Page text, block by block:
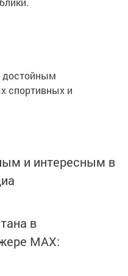
достойным
спортивных и
и интересным в
в
MАХ: